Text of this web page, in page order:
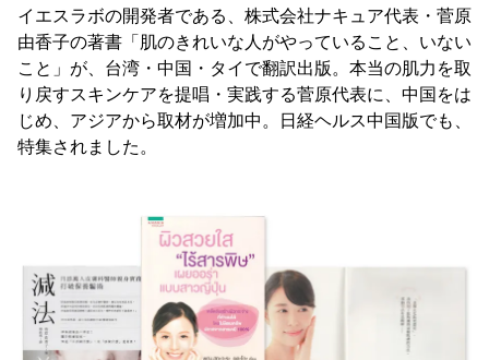
イエスラボの開発者である、株式会社ナキュア代表・菅原
由香子の著書「肌のきれいな人がやっていること、いない
こと」が、台湾・中国・タイで翻訳出版。本当の肌力を取
り戻すスキンケアを提唱・実践する菅原代表に、中国をは
じめ、アジアから取材が増加中。日経ヘルス中国版でも、
特集されました。